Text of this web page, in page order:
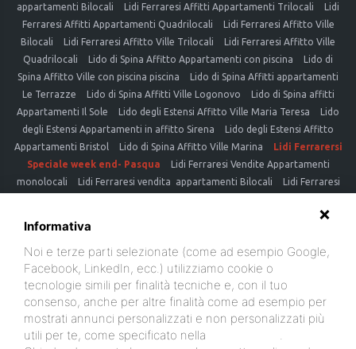
appartamenti Bilocali
Lidi Ferraresi Affitti Appartamenti Trilocali
Lidi
Ferraresi Affitti Appartamenti Quadrilocali
Lidi Ferraresi Affitto Ville
Bilocali
Lidi Ferraresi Affitto Ville Trilocali
Lidi Ferraresi Affitto Ville
Quadrilocali
Lido di Spina Affitto Appartamenti con piscina
Lido di
Spina Affitto Ville con piscina piscina
Lido di Spina Affitti appartamenti
Le Terrazze
Lido di Spina Affitti Ville Logonovo
Lido di Spina affitti
Appartamenti Il Sole
Lido degli Estensi Affitto Ville Maria Teresa
Lido
degli Estensi Appartamenti in affitto Sirena
Lido degli Estensi Affitto
Appartamenti Bristol
Lido di Spina Affitto Ville Marina
Lidi Ferrarersi
Speciale week end- Pasqua
Lidi Ferraresi Vendite Appartamenti
monolocali
Lidi Ferraresi vendita appartamenti Bilocali
Lidi Ferraresi
Lidi Ferraresi vendita
Ville Trilocali
Spinavendita Appartamenti con piscina
Lido di Spina vendita Ville con
piscina piscina
Lido di Spina vendita appartamenti Logonovo
Spina vendita Ville Logonovo
Lido di Spina vendita Appartamenti Il
Sole
Lido degli Estensi ville in vendita
Lido degli Estensi Appartamenti
in vendita vicino al mare
Lido degli Estensi vendita Appartamenti fronte
mare
Lido di Spina vendita ville vicino al mare LIDI FERRARESI VENDITA
Informativa
Noi e terze parti selezionate (come ad esempio Google,
Facebook, LinkedIn, ecc.) utilizziamo cookie o
tecnologie simili per finalità tecniche e, con il tuo
consenso, anche per altre finalità come ad esempio per
mostrati annunci personalizzati e non personalizzati più
utili per te, come specificato nella
.